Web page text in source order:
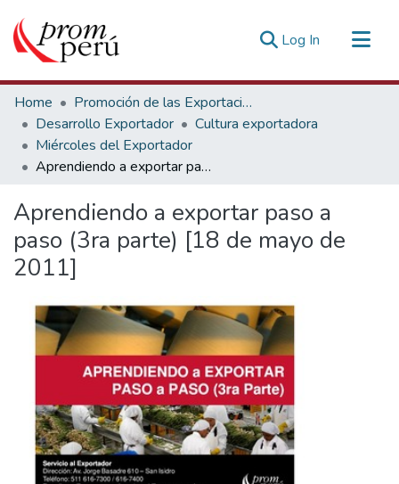
Log In (current)
Communities & Collections
All of DSpace
Statistics
Estadísticas Externas
Home
Promoción de las Exportaciones
Desarrollo Exportador
Cultura exportadora
Miércoles del Exportador
Aprendiendo a exportar paso a paso (3ra parte) [18 de mayo de 2011]
Aprendiendo a exportar paso a
paso (3ra parte) [18 de mayo de
2011]